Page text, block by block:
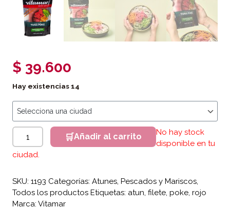
$ 39.600
Hay existencias14
Filete de Atún Rojo Poke x 300g Netos cantidad
Añadir al carrito
No hay stock
disponible en tu
ciudad.
SKU: 1193 Categorías: Atunes, Pescados y Mariscos,
Todos los productos Etiquetas: atun, filete, poke, rojo
Marca: Vitamar